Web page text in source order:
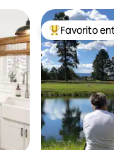
De los mejores
Favorito entre